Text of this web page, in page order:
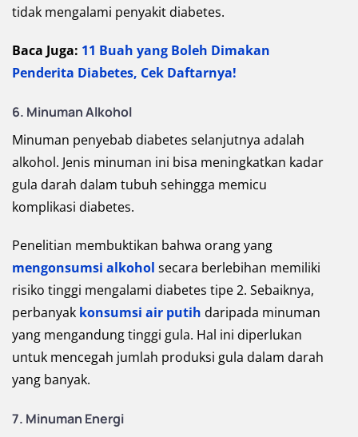
tidak mengalami penyakit diabetes.
Baca Juga: 11 Buah yang Boleh Dimakan
Penderita Diabetes, Cek Daftarnya!
6. Minuman Alkohol
Minuman penyebab diabetes selanjutnya adalah
alkohol. Jenis minuman ini bisa meningkatkan kadar
gula darah dalam tubuh sehingga memicu
komplikasi diabetes.
Penelitian membuktikan bahwa orang yang
mengonsumsi alkohol secara berlebihan memiliki
risiko tinggi mengalami diabetes tipe 2. Sebaiknya,
perbanyak konsumsi air putih daripada minuman
yang mengandung tinggi gula. Hal ini diperlukan
untuk mencegah jumlah produksi gula dalam darah
yang banyak.
7. Minuman Energi